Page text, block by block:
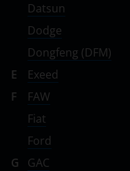
Datsun
Dodge
Dongfeng (DFM)
E
Exeed
F
FAW
Fiat
Ford
G
GAC